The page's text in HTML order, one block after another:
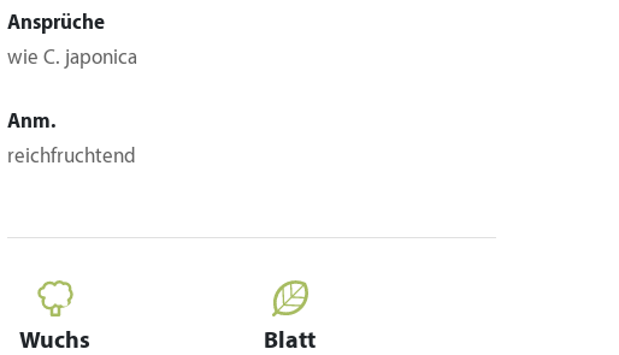
Ansprüche
wie C. japonica
Anm.
reichfruchtend
Wuchs Blatt